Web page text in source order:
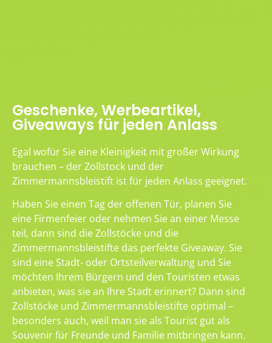
Geschenke, Werbeartikel,
Giveaways für jeden Anlass
Egal wofür Sie eine Kleinigkeit mit großer Wirkung
brauchen – der Zollstock und der
Zimmermannsbleistift ist für jeden Anlass geeignet.
Haben Sie einen Tag der offenen Tür, planen Sie
eine Firmenfeier oder nehmen Sie an einer Messe
teil, dann sind die Zollstöcke und die
Zimmermannsbleistifte das perfekte Giveaway. Sie
sind eine Stadt- oder Ortsteilverwaltung und Sie
möchten Ihrem Bürgern und den Touristen etwas
anbieten, was sie an Ihre Stadt erinnert? Dann sind
Zollstöcke und Zimmermannsbleistifte optimal –
besonders auch, weil man sie als Tourist gut als
Souvenir für Freunde und Familie mitbringen kann.